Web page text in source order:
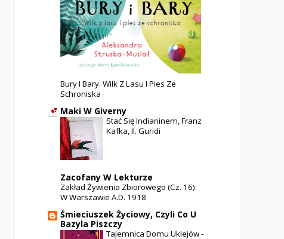
Bury I Bary. Wilk Z Lasu I Pies Ze
Schroniska
Maki W Giverny
Stać Się Indianinem, Franz
Kafka, Il. Guridi
Zacofany W Lekturze
Zakład Żywienia Zbiorowego (cz. 16):
W Warszawie A.D. 1918
Śmieciuszek Życiowy, Czyli Co U
Bazyla Piszczy
Tajemnica Domu Uklejów -